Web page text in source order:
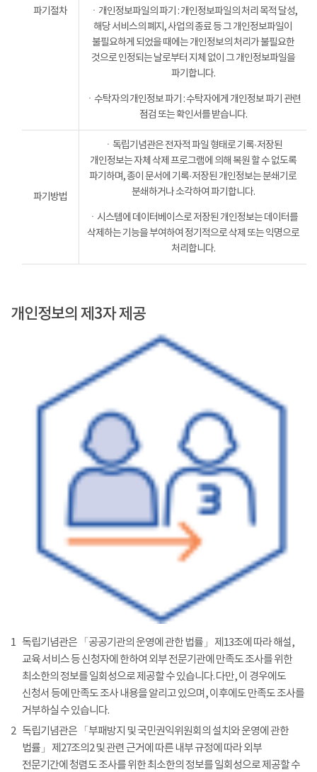
파기절차
ㆍ개인정보파일의 파기 : 개인정보파일의 처리 목적 달성,
해당 서비스의 폐지, 사업의 종료 등 그 개인정보파일이
불필요하게 되었을 때에는 개인정보의 처리가 불필요한
것으로 인정되는 날로부터 지체 없이 그 개인정보파일을
파기합니다.
ㆍ수탁자의 개인정보 파기 : 수탁자에게 개인정보 파기 관련
점검 또는 확인서를 받습니다.
파기방법
ㆍ독립기념관은 전자적 파일 형태로 기록·저장된
개인정보는 자체 삭제 프로그램에 의해 복원 할 수 없도록
파기하며, 종이 문서에 기록·저장된 개인정보는 분쇄기로
분쇄하거나 소각하여 파기합니다.
ㆍ시스템에 데이터베이스로 저장된 개인정보는 데이터를
삭제하는 기능을 부여하여 정기적으로 삭제 또는 익명으로
처리합니다.
개인정보의 제3자 제공
1 독립기념관은 「공공기관의 운영에 관한 법률」 제13조에 따라 해설,
교육 서비스 등 신청자에 한하여 외부 전문기관에 만족도 조사를 위한
최소한의 정보를 일회성으로 제공할 수 있습니다. 다만, 이 경우에도
신청서 등에 만족도 조사 내용을 알리고 있으며, 이후에도 만족도 조사를
거부하실 수 있습니다.
2 독립기념관은 「부패방지 및 국민권익위원회의 설치와 운영에 관한
법률」 제27조의2 및 관련 근거에 따른 내부 규정에 따라 외부
전문기간에 청렴도 조사를 위한 최소한의 정보를 일회성으로 제공할 수